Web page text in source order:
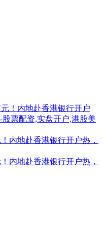
内地赴香港银行开户热，
内地赴香港银行开户热，